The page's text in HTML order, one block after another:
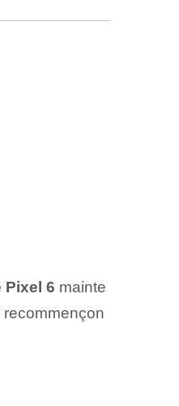
Pixel 6 mainte
recommençon